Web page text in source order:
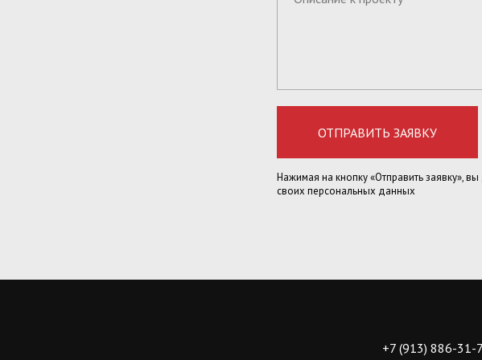
ОТПРАВИТЬ ЗАЯВКУ
Нажимая на кнопку «Отправить заявку»,
своих персональных данных
+7 (913) 886-31-